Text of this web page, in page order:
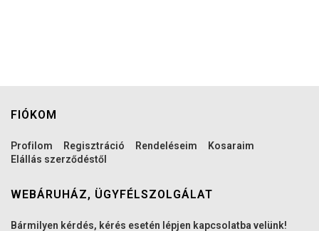
FIÓKOM
Profilom Regisztráció Rendeléseim
Kosaraim
Elállás szerződéstől
WEBÁRUHÁZ, ÜGYFÉLSZOLGÁLAT
Bármilyen kérdés, kérés esetén lépjen kapcsolatba velünk!